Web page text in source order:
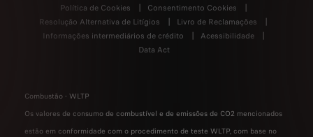
Política de Cookies
Consentimento Cookies
Resolução Alternativa de Litígios
Livro de Reclamações
Informações intermediários de crédito
Acessibilidade
Data Act
Combustão - WLTP
Os valores de consumo de combustível e de emissões de CO2 mencionados
estão em conformidade com o procedimento de teste WLTP, com base no